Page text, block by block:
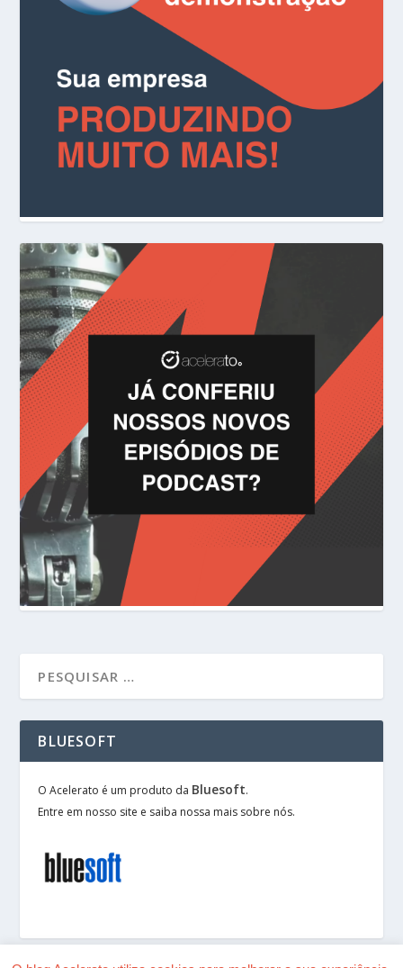
BLUESOFT
O Acelerato é um produto da Bluesoft.
Entre em nosso site e saiba nossa mais sobre nós.